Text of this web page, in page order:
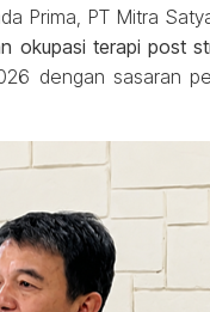
Prima, PT Mitra
okupasi terapi post
dengan sasaran